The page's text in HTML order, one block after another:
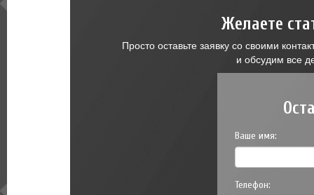
Желаете
Просто оставьте заявку со своими
и обсудим все
Ваше имя:
Телефон: